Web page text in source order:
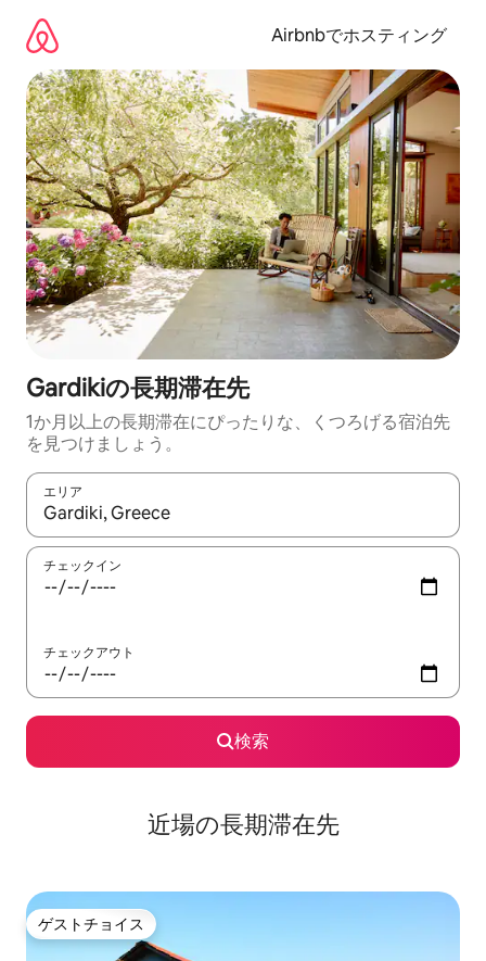
Airbnbでホスティング
Gardikiの長期滞在先
1か月以上の長期滞在にぴったりな、くつろげる宿泊先
を見つけましょう。
エリア
検索結果が表示されたら、上下の矢印キーを使って移動するか
チェックイン
チェックアウト
検索
近場の長期滞在先
ゲストチョイス
ゲストチョイス